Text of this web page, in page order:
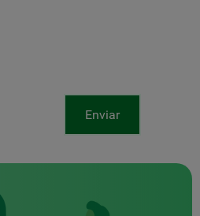
Enviar